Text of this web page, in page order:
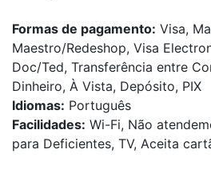
Formas de pagamento: Visa,
Maestro/Redeshop, Visa
Doc/Ted, Transferência entre
Dinheiro, À Vista, Depósito, PIX
Idiomas: Português
Facilidades: Wi-Fi, Não
para Deficientes, TV, Aceita